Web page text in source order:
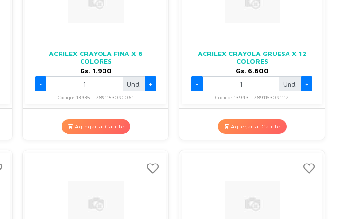
ACRILEX CRAYOLA FINA X 6
COLORES
Gs. 1.900
-
Und. +
Codigo: 13935 - 7891153090061
Agregar al Carrito
ACRILEX CRAYOLA GRUESA X 12
COLORES
Gs. 6.600
-
Und. +
Codigo: 13943 - 7891153091112
Agregar al Carrito